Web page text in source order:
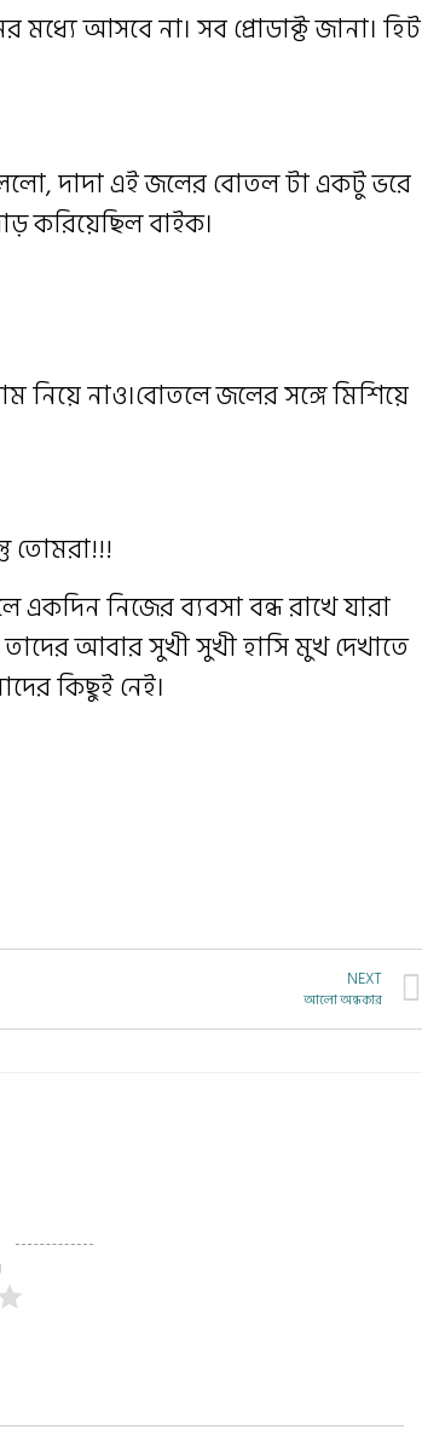
আসবে না। সব প্রোডাক্ট জানা। হিট
দাদা এই জলের বোতল টা একটু ভরে
করিয়েছিল বাইক।
নিয়ে নাও।বোতলে জলের সঙ্গে মিশিয়ে
তোমরা!!!
একদিন নিজের ব্যবসা বন্ধ রাখে যারা
আবার সুখী সুখী হাসি মুখ দেখাতে
কিছুই নেই।
NEXT
আলো অন্ধকার